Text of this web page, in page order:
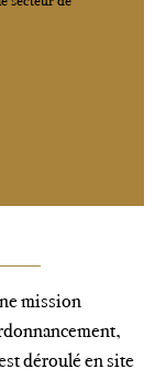
mission
déroulé en site